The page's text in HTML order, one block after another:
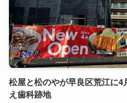
松屋と松のやが早良区荒江に4
え歯科跡地